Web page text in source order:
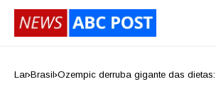
Lar Brasil Ozempic derruba gigante das